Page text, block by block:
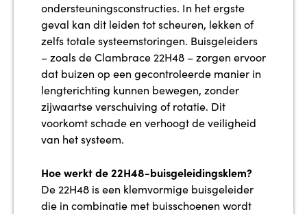
ondersteuningsconstructies. In het ergste
geval kan dit leiden tot scheuren, lekken of
zelfs totale systeemstoringen. Buisgeleiders
– zoals de Clambrace 22H48 – zorgen ervoor
dat buizen op een gecontroleerde manier in
lengterichting kunnen bewegen, zonder
zijwaartse verschuiving of rotatie. Dit
voorkomt schade en verhoogt de veiligheid
van het systeem.
Hoe werkt de 22H48-buisgeleidingsklem?
De 22H48 is een klemvormige buisgeleider
die in combinatie met buisschoenen wordt